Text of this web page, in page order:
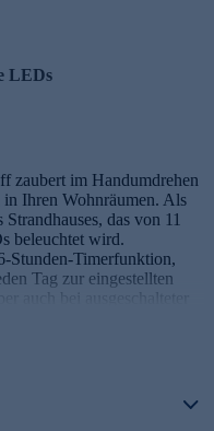
Akkus):
per Klick.
LEDs
zaubert im Handumdrehen
in Ihren Wohnräumen. Als
das von 11
beleuchtet wird.
Stunden-Timerfunktion,
Tag zur eingestellten
auch bei ausgeschalteter
Hingucker. Und falls Sie